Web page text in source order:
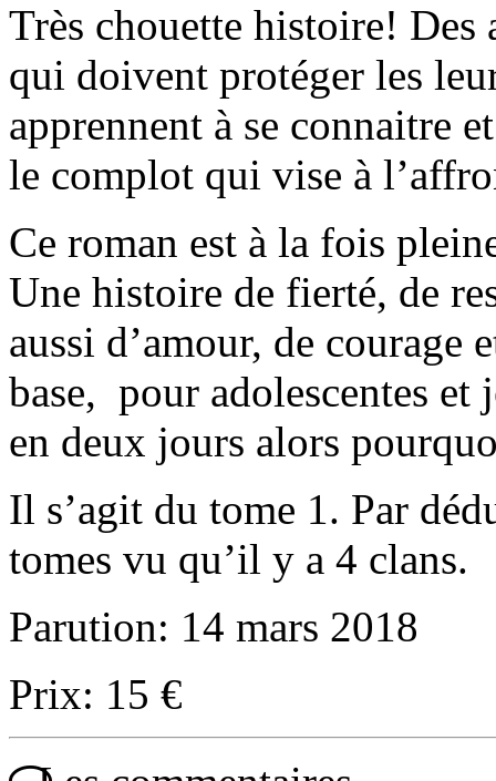
Très chouette histoire! Des
qui doivent protéger les
apprennent à se connaitre
le complot qui vise à
Ce roman est à la fois
Une histoire de fierté, de
aussi d’amour, de courage
base, pour adolescentes et
en deux jours alors
Il s’agit du tome 1. Par
tomes vu qu’il y a 4 clans.
Parution: 14 mars 2018
Prix: 15 €